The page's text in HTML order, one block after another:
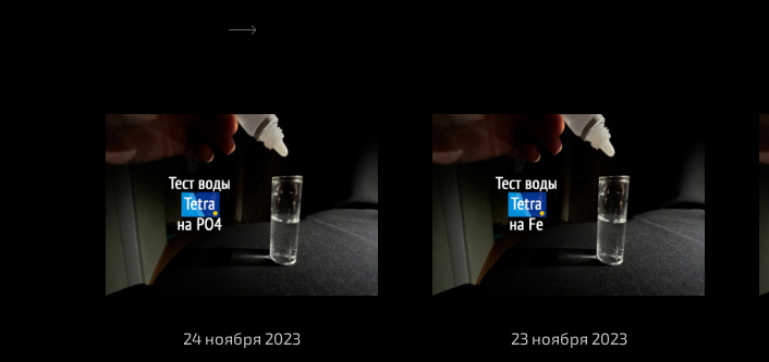
24 ноября 2023 23 ноября 2023